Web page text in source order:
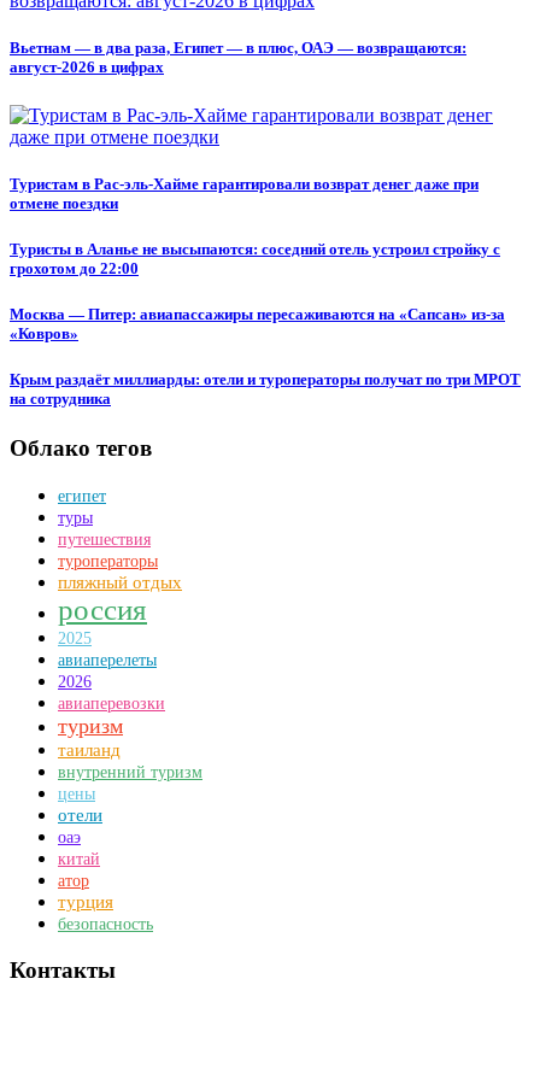
Вьетнам — в два раза, Египет — в плюс, ОАЭ — возвращаются:
август-2026 в цифрах
Туристам в Рас-эль-Хайме гарантировали возврат денег даже при
отмене поездки
Туристы в Аланье не высыпаются: соседний отель устроил стройку с
грохотом до 22:00
Москва — Питер: авиапассажиры пересаживаются на «Сапсан» из-за
«Ковров»
Крым раздаёт миллиарды: отели и туроператоры получат по три МРОТ
на сотрудника
Облако тегов
египет
туры
путешествия
туроператоры
пляжный отдых
россия
2025
авиаперелеты
2026
авиаперевозки
туризм
таиланд
внутренний туризм
цены
отели
оаэ
китай
атор
турция
безопасность
Контакты